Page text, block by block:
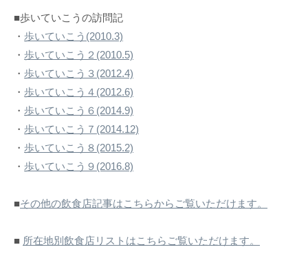
■歩いていこうの訪問記
・ 歩いていこう(2010.3)
・ 歩いていこう２(2010.5)
・ 歩いていこう３(2012.4)
・ 歩いていこう４(2012.6)
・ 歩いていこう６(2014.9)
・ 歩いていこう７(2014.12)
・ 歩いていこう８(2015.2)
・ 歩いていこう９(2016.8)
■その他の飲食店記事はこちらからご覧いただけます。
■ 所在地別飲食店リストはこちらご覧いただけます。